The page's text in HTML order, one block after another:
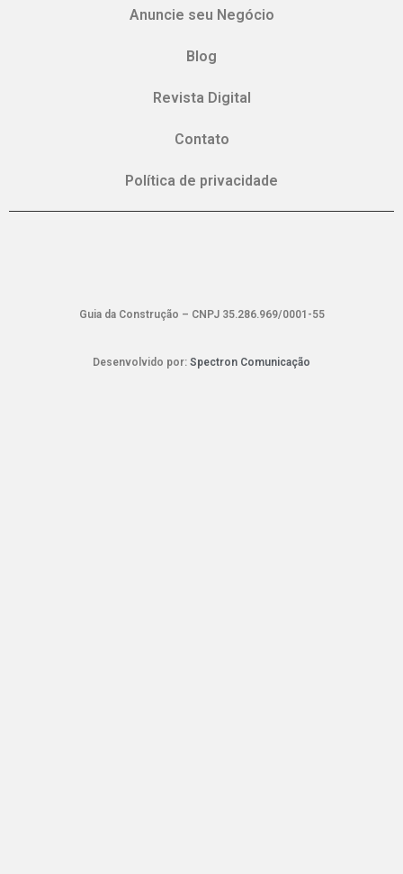
Anuncie seu Negócio
Blog
Revista Digital
Contato
Política de privacidade
Guia da Construção – CNPJ 35.286.969/0001-55
Desenvolvido por: Spectron Comunicação